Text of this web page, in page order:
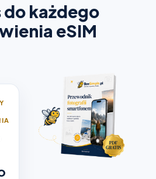
do każdego
eSIM